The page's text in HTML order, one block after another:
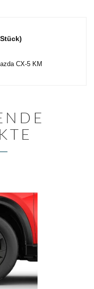
CX-5 KM